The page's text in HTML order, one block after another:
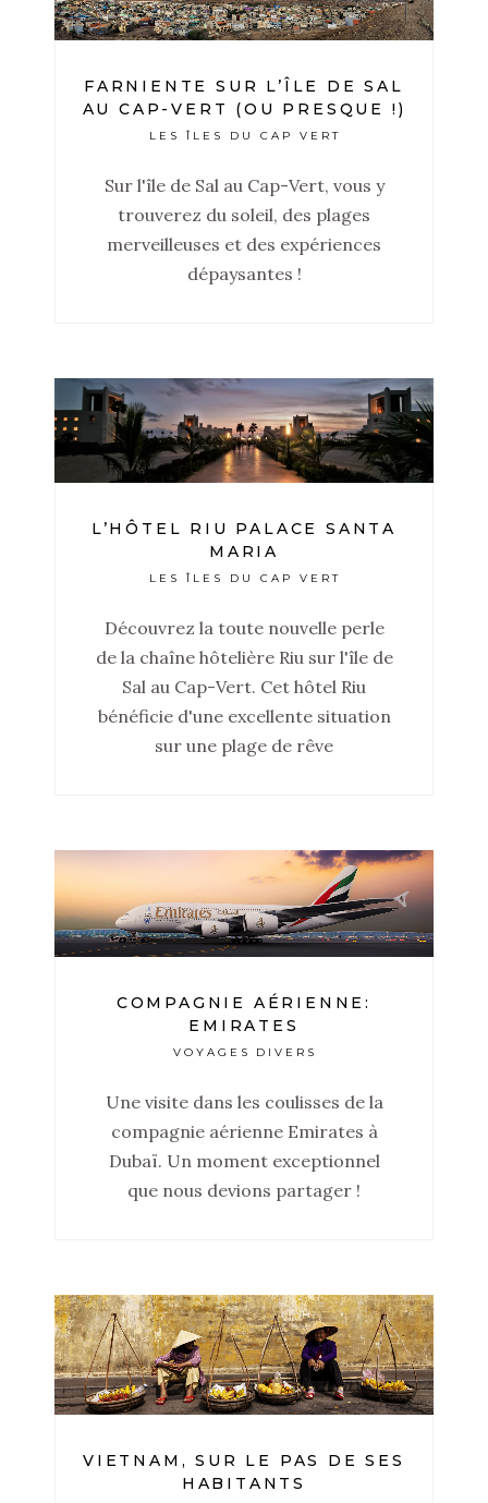
FARNIENTE SUR L’ÎLE DE SAL
AU CAP-VERT (OU PRESQUE !)
LES ÎLES DU CAP VERT
Sur l'île de Sal au Cap-Vert, vous y
trouverez du soleil, des plages
merveilleuses et des expériences
dépaysantes !
L’HÔTEL RIU PALACE SANTA
MARIA
LES ÎLES DU CAP VERT
Découvrez la toute nouvelle perle
de la chaîne hôtelière Riu sur l'île de
Sal au Cap-Vert. Cet hôtel Riu
bénéficie d'une excellente situation
sur une plage de rêve
COMPAGNIE AÉRIENNE:
EMIRATES
VOYAGES DIVERS
Une visite dans les coulisses de la
compagnie aérienne Emirates à
Dubaï. Un moment exceptionnel
que nous devions partager !
VIETNAM, SUR LE PAS DE SES
HABITANTS